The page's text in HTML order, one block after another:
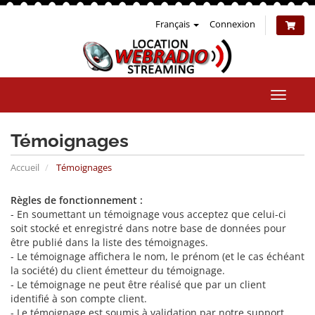
Français Connexion
la
Témoignages
Accueil Témoignages
Règles de fonctionnement :
- En soumettant un témoignage vous acceptez que celui-ci
soit stocké et enregistré dans notre base de données pour
être publié dans la liste des témoignages.
- Le témoignage affichera le nom, le prénom (et le cas échéant
la société) du client émetteur du témoignage.
- Le témoignage ne peut être réalisé que par un client
identifié à son compte client.